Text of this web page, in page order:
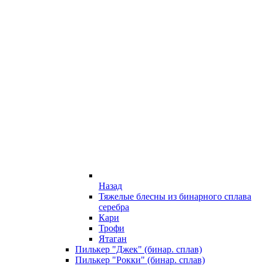
Назад
Тяжелые блесны из бинарного сплава
серебра
Кари
Трофи
Ятаган
Пилькер "Джек" (бинар. сплав)
Пилькер "Рокки" (бинар. сплав)